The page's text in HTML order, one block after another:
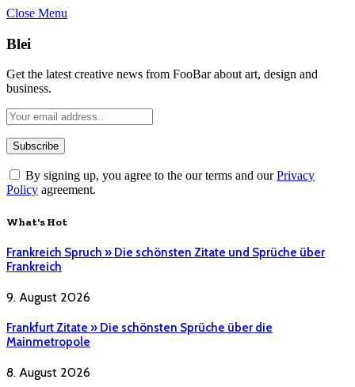
Close Menu
Blei
Get the latest creative news from FooBar about art, design and
business.
By signing up, you agree to the our terms and ourPrivacy
Policy agreement.
What's Hot
Frankreich Spruch » Die schönsten Zitate und Sprüche über
Frankreich
9. August 2026
Frankfurt Zitate » Die schönsten Sprüche über die
Mainmetropole
8. August 2026